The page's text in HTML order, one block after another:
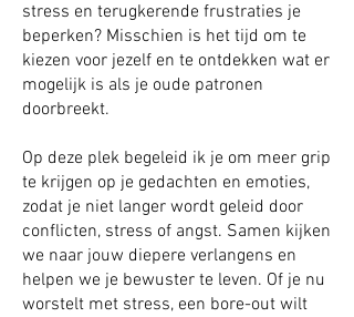
stress en terugkerende frustraties je
beperken? Misschien is het tijd om te
kiezen voor jezelf en te ontdekken wat er
mogelijk is als je oude patronen
doorbreekt.
Op deze plek begeleid ik je om meer grip
te krijgen op je gedachten en emoties,
zodat je niet langer wordt geleid door
conflicten, stress of angst. Samen kijken
we naar jouw diepere verlangens en
helpen we je bewuster te leven. Of je nu
worstelt met stress, een bore-out wilt